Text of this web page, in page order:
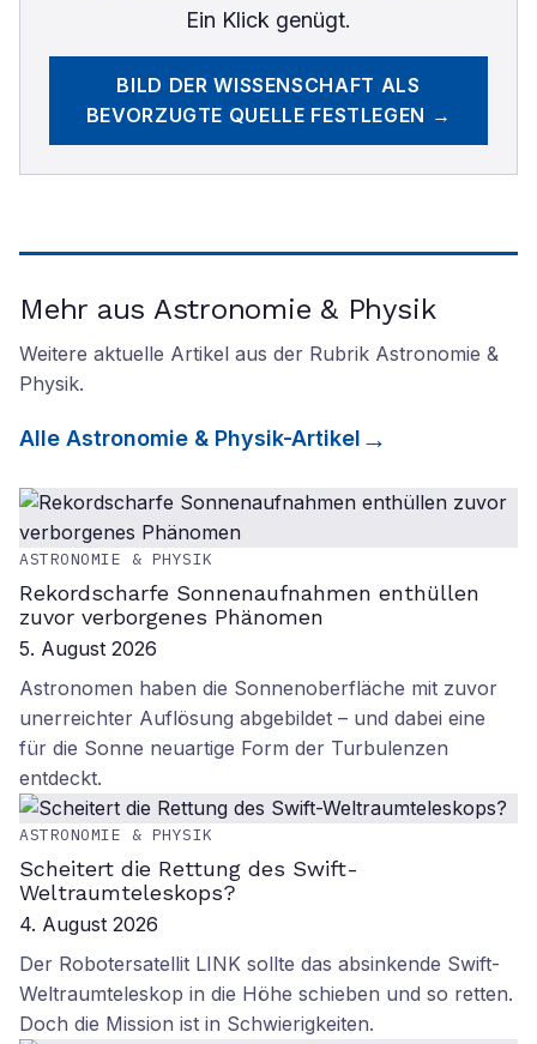
Ein Klick genügt.
BILD DER WISSENSCHAFT ALS
BEVORZUGTE QUELLE FESTLEGEN →
Mehr aus Astronomie & Physik
Weitere aktuelle Artikel aus der Rubrik Astronomie &
Physik.
Alle Astronomie & Physik-Artikel
ASTRONOMIE & PHYSIK
Rekordscharfe Sonnenaufnahmen enthüllen
zuvor verborgenes Phänomen
5. August 2026
Astronomen haben die Sonnenoberfläche mit zuvor
unerreichter Auflösung abgebildet – und dabei eine
für die Sonne neuartige Form der Turbulenzen
entdeckt.
ASTRONOMIE & PHYSIK
Scheitert die Rettung des Swift-
Weltraumteleskops?
4. August 2026
Der Robotersatellit LINK sollte das absinkende Swift-
Weltraumteleskop in die Höhe schieben und so retten.
Doch die Mission ist in Schwierigkeiten.